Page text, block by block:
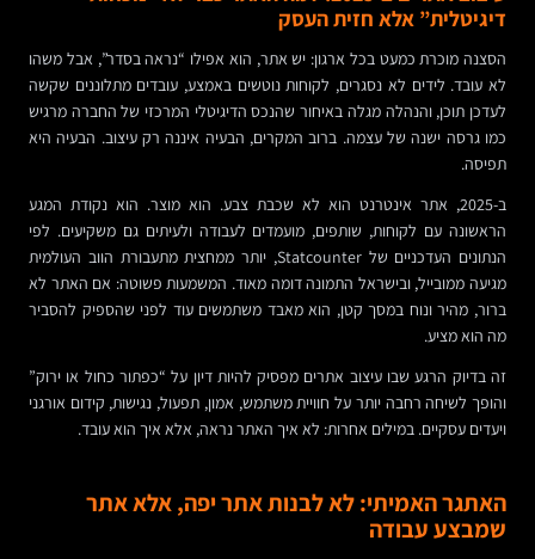
דיגיטלית” אלא חזית העסק
הסצנה מוכרת כמעט בכל ארגון: יש אתר, הוא אפילו “נראה בסדר”, אבל משהו
לא עובד. לידים לא נסגרים, לקוחות נוטשים באמצע, עובדים מתלוננים שקשה
לעדכן תוכן, והנהלה מגלה באיחור שהנכס הדיגיטלי המרכזי של החברה מרגיש
כמו גרסה ישנה של עצמה. ברוב המקרים, הבעיה איננה רק עיצוב. הבעיה היא
תפיסה.
ב-2025, אתר אינטרנט הוא לא שכבת צבע. הוא מוצר. הוא נקודת המגע
הראשונה עם לקוחות, שותפים, מועמדים לעבודה ולעיתים גם משקיעים. לפי
הנתונים העדכניים של Statcounter, יותר ממחצית מתעבורת הווב העולמית
מגיעה ממובייל, ובישראל התמונה דומה מאוד. המשמעות פשוטה: אם האתר לא
ברור, מהיר ונוח במסך קטן, הוא מאבד משתמשים עוד לפני שהספיק להסביר
מה הוא מציע.
זה בדיוק הרגע שבו עיצוב אתרים מפסיק להיות דיון על “כפתור כחול או ירוק”
והופך לשיחה רחבה יותר על חוויית משתמש, אמון, תפעול, נגישות, קידום אורגני
ויעדים עסקיים. במילים אחרות: לא איך האתר נראה, אלא איך הוא עובד.
האתגר האמיתי: לא לבנות אתר יפה, אלא אתר
שמבצע עבודה